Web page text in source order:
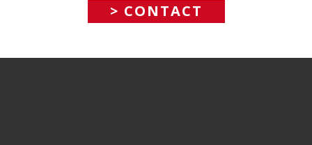
> CONTACT